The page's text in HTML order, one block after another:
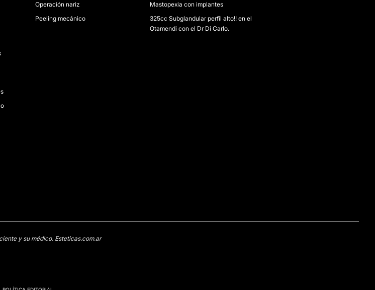
Operación nariz
Peeling mecánico
Mastopexia con implantes
325cc Subglandular perfil alto!! en el
Otamendi con el Dr Di Carlo.
y su médico. Esteticas.com.ar